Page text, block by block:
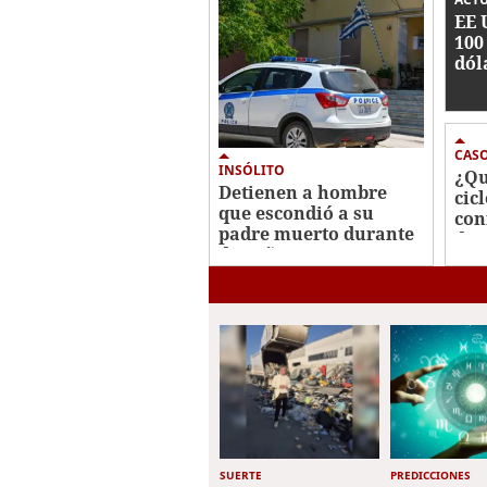
0%
INSÓLITO
Detienen a hombre
que escondió a su
padre muerto durante
dos años en un
EE
SUERTE PREDICCIONES